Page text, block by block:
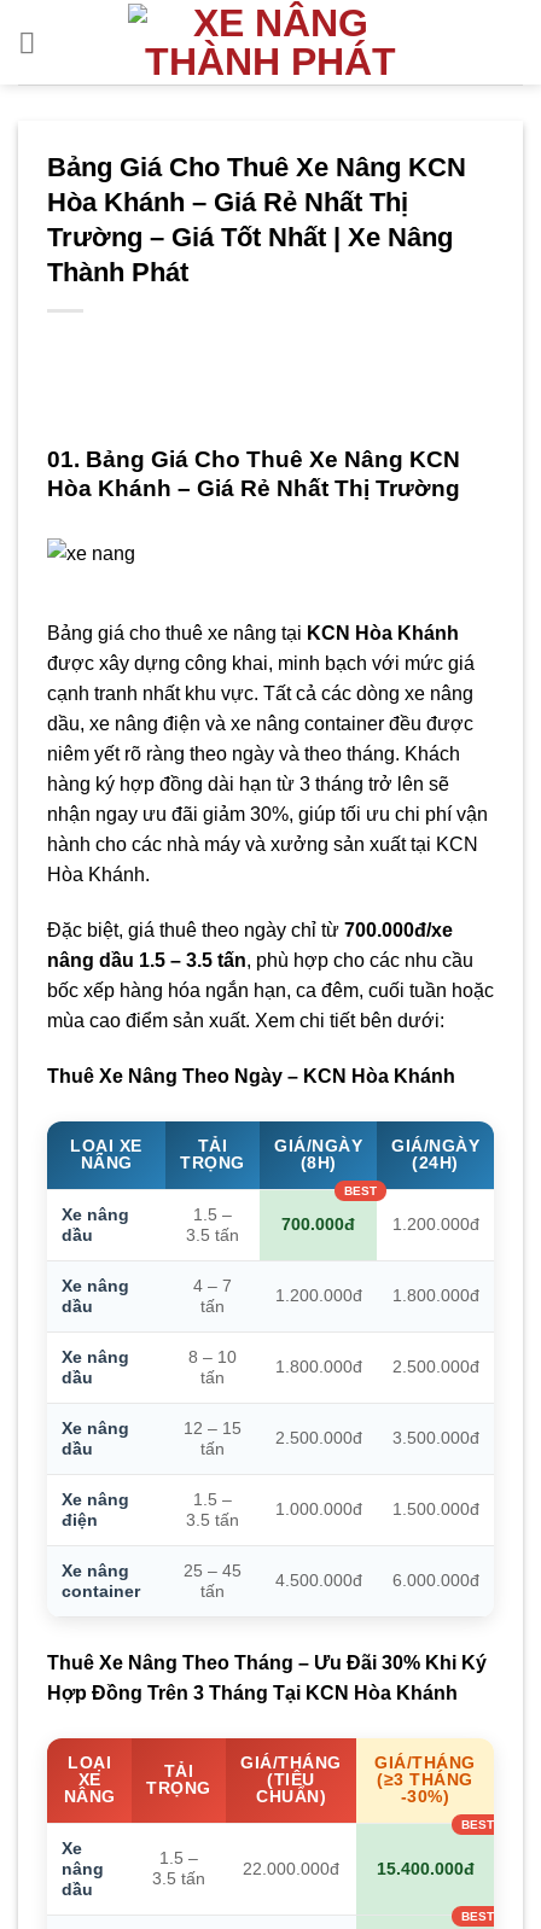
Bảng Giá Cho Thuê Xe Nâng KCN
Hòa Khánh – Giá Rẻ Nhất Thị
Trường – Giá Tốt Nhất | Xe Nâng
Thành Phát
01. Bảng Giá Cho Thuê Xe Nâng KCN
Hòa Khánh – Giá Rẻ Nhất Thị Trường
Bảng giá cho thuê xe nâng tại KCN Hòa Khánh
được xây dựng công khai, minh bạch với mức giá
cạnh tranh nhất khu vực. Tất cả các dòng xe nâng
dầu, xe nâng điện và xe nâng container đều được
niêm yết rõ ràng theo ngày và theo tháng. Khách
hàng ký hợp đồng dài hạn từ 3 tháng trở lên sẽ
nhận ngay ưu đãi giảm 30%, giúp tối ưu chi phí vận
hành cho các nhà máy và xưởng sản xuất tại KCN
Hòa Khánh.
Đặc biệt, giá thuê theo ngày chỉ từ 700.000đ/xe
nâng dầu 1.5 – 3.5 tấn, phù hợp cho các nhu cầu
bốc xếp hàng hóa ngắn hạn, ca đêm, cuối tuần hoặc
mùa cao điểm sản xuất. Xem chi tiết bên dưới:
Thuê Xe Nâng Theo Ngày – KCN Hòa Khánh
LOẠI XE
NÂNG
TẢI
TRỌNG
GIÁ/NGÀY
(8H)
GIÁ/NGÀY
(24H)
Xe nâng
dầu
1.5 –
3.5 tấn
700.000đ 1.200.000đ
Xe nâng
dầu
4 – 7
tấn
1.200.000đ 1.800.000đ
Xe nâng
dầu
8 – 10
tấn
1.800.000đ 2.500.000đ
Xe nâng
dầu
12 – 15
tấn
2.500.000đ 3.500.000đ
Xe nâng
điện
1.5 –
3.5 tấn
1.000.000đ 1.500.000đ
Xe nâng
container
25 – 45
tấn
4.500.000đ 6.000.000đ
Thuê Xe Nâng Theo Tháng – Ưu Đãi 30% Khi Ký
Hợp Đồng Trên 3 Tháng Tại KCN Hòa Khánh
LOẠI
XE
NÂNG
TẢI
TRỌNG
GIÁ/THÁNG
(TIÊU
CHUẨN)
GIÁ/THÁNG
(≥3 THÁNG
-30%)
Xe
nâng
dầu
1.5 –
3.5 tấn
22.000.000đ 15.400.000đ